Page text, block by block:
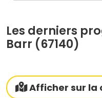
Les derniers
Barr (67140)
Afficher sur la